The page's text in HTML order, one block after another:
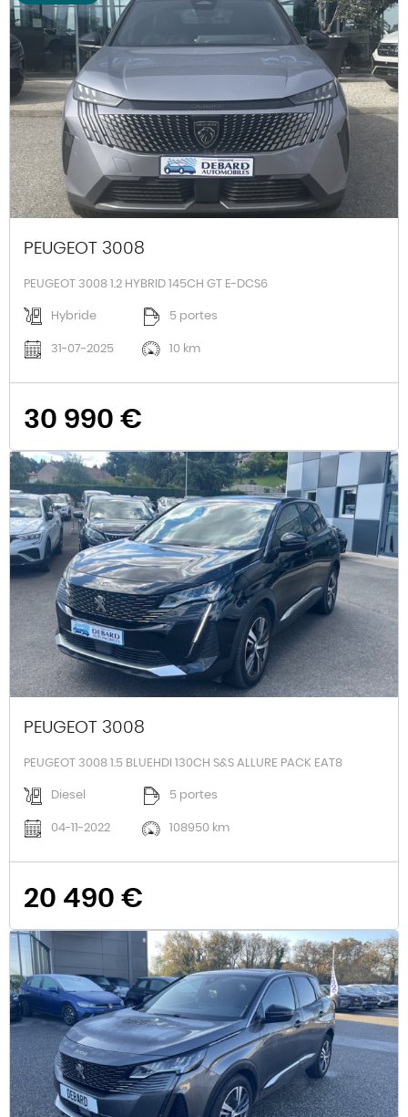
PEUGEOT 3008
PEUGEOT 3008 1.2 HYBRID 145CH GT E-DCS6
Hybride 5 portes
31-07-2025 10 km
30 990 €
PEUGEOT 3008
PEUGEOT 3008 1.5 BLUEHDI 130CH S&S ALLURE PACK EAT8
Diesel 5 portes
04-11-2022 108950 km
20 490 €